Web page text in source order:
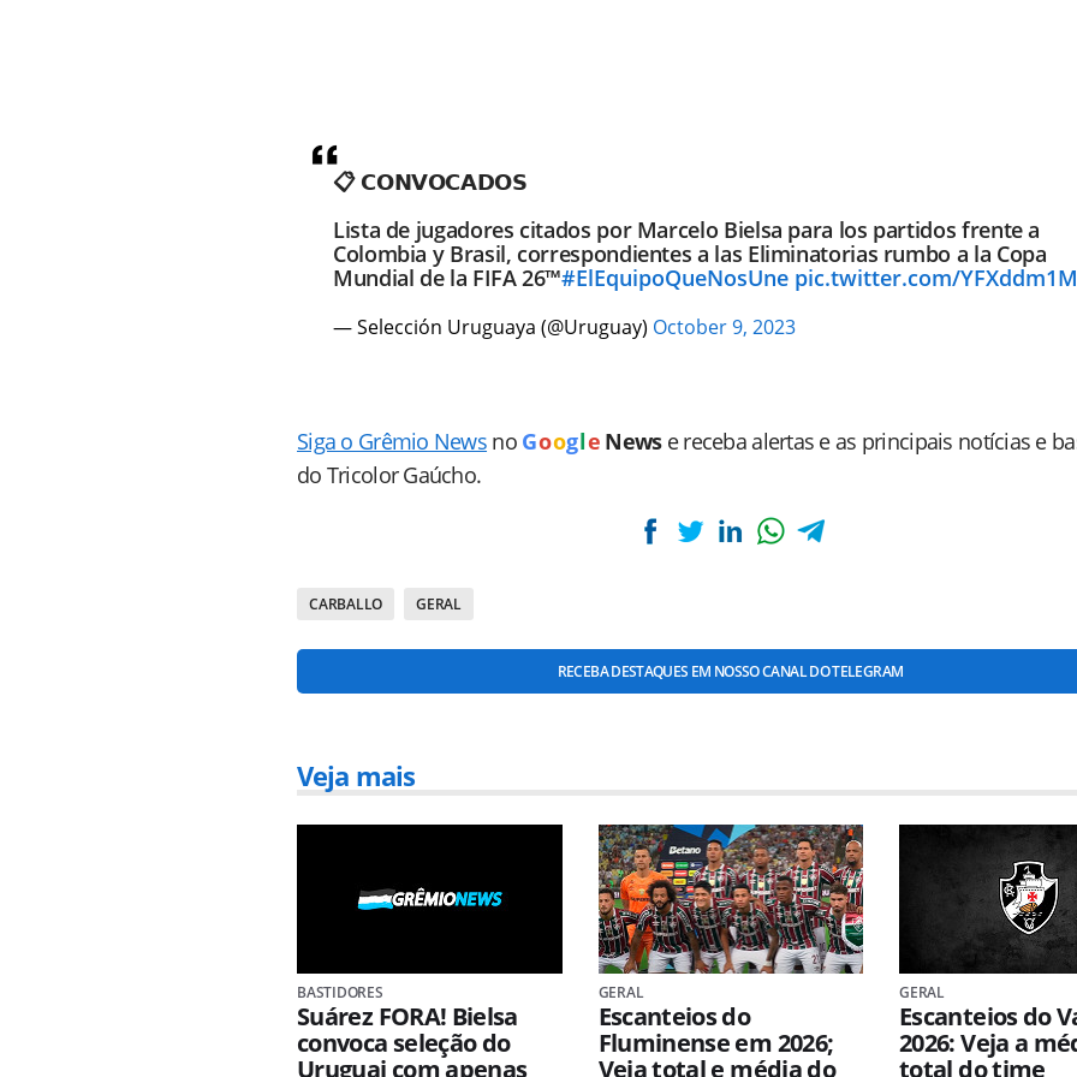
📋 𝗖𝗢𝗡𝗩𝗢𝗖𝗔𝗗𝗢𝗦
Lista de jugadores citados por Marcelo Bielsa para los partidos frente a
Colombia y Brasil, correspondientes a las Eliminatorias rumbo a la Copa
Mundial de la FIFA 26™#ElEquipoQueNosUne pic.twitter.com/
— Selección Uruguaya (@Uruguay) October 9, 2023
Siga o Grêmio News no Goog le News e receba alertas e as principais notícias e
do Tricolor Gaúcho.
CARBALLO GERAL
RECEBA DESTAQUES EM NOSSO CANAL DO TELEGRAM
Veja mais
BASTIDORES
Suárez FORA! Bielsa
convoca seleção do
Uruguai com apenas
GERAL
Escanteios do
Fluminense em 2026;
Veja total e média do
GERAL
Escanteios do
2026: Veja a
total do time